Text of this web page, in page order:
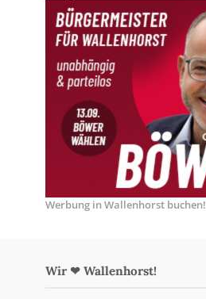
Werbung in Wallenhorst buchen!
Wir ❤ Wallenhorst!